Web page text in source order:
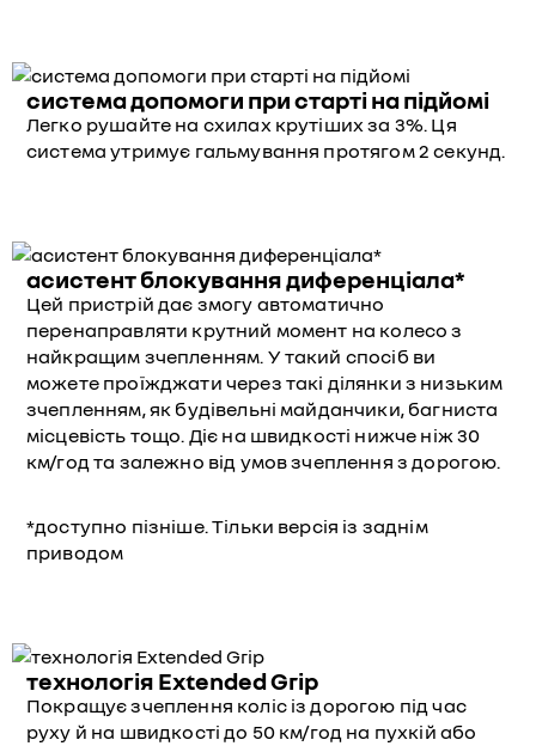
система допомоги при старті на підйомі
Легко рушайте на схилах крутіших за 3%. Ця
система утримує гальмування протягом 2 секунд.
асистент блокування диференціала*
Цей пристрій дає змогу автоматично
перенаправляти крутний момент на колесо з
найкращим зчепленням. У такий спосіб ви
можете проїжджати через такі ділянки з низьким
зчепленням, як будівельні майданчики, багниста
місцевість тощо. Діє на швидкості нижче ніж 30
км/год та залежно від умов зчеплення з дорогою.
*доступно пізніше. Тільки версія із заднім
приводом
технологія Extended Grip
Покращує зчеплення коліс із дорогою під час
руху й на швидкості до 50 км/год на пухкій або